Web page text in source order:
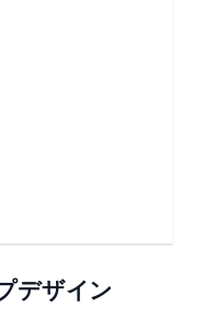
デザイン